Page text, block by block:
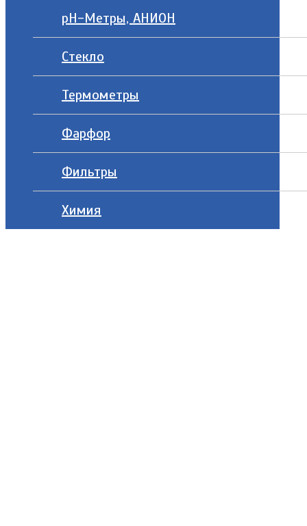
рН-Метры, АНИОН
Стекло
Термометры
Фарфор
Фильтры
Химия